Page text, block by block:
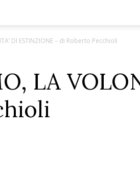
DI ESTINZIONE – di Roberto Pecchioli
LA